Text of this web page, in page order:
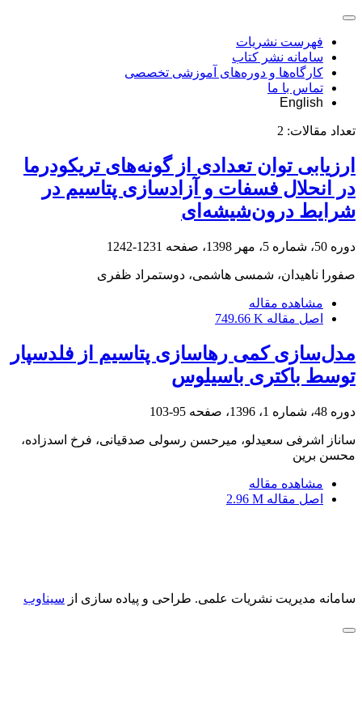
فهرست نشریات
سامانه نشر کتاب
کارگاه‌ها و دوره‌های آموزشی تخصصی
تماس با ما
English
تعداد مقالات: 2
ارزیابی توان تعدادی از گونه‌های تریکودرما
در انحلال فسفات و آزادسازی پتاسیم در
شرایط درون‌شیشه‌ای
دوره 50، شماره 5، مهر 1398، صفحه 1231-1242
صفورا ناهیدان، شمسی هاشمی، دوستمراد ظفری
مشاهده مقاله
اصل مقاله 749.66 K
مدل‌سازی کمی رهاسازی پتاسیم از فلدسپار
توسط باکتری باسیلوس
دوره 48، شماره 1، 1396، صفحه 95-103
ساناز اشرفی سعیدلو، میرحسن رسولی صدقیانی، فرخ اسدزاده،
محسن برین
مشاهده مقاله
اصل مقاله 2.96 M
سامانه مدیریت نشریات علمی. طراحی و پیاده سازی از سیناوب